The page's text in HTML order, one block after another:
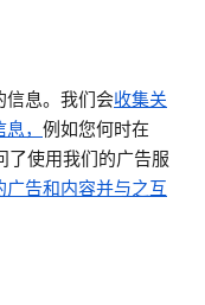
息。 我们会收集关
， 例如您何时在
了使用我们的广告服
告和内容并与之互